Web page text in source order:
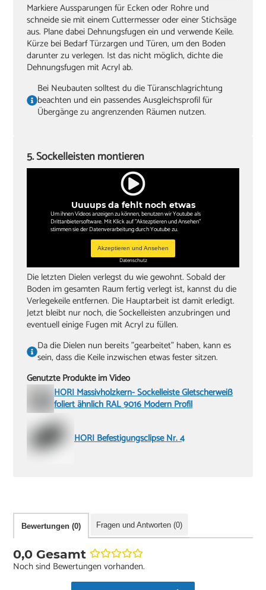
Markiere Aussparungen für Ecken oder Rohre und
schneide sie mit einem Cuttermesser oder einer Stichsäge
aus. Plane dabei Dehnungsfugen ein und verwende Keile.
Kürze bei Bedarf Türzargen und Türen, um den Boden
darunter zu verlegen. Ist das nicht möglich, dichte die
Dehnungsfugen mit Acryl ab.
Bei Neubauten solltest du die Türanschlagrichtung
beachten und ein passendes Ausgleichsprofil für
Übergänge zu angrenzenden Räumen nutzen.
Uuuups da fehlt noch etwas
Um ihnen Videos anzeigen zu können, benutzen wir Youtube als
Drittanbietersoftware. Mit Klick auf "Aktezptieren und Ansehen"
stimmen sie der Datenverarbeitung durch Youtube zu.
Akzeptieren und Ansehen
Datenschutz
5. Sockelleisten montieren
Die letzten Dielen verlegst du wie gewohnt. Sobald der
Boden im gesamten Raum fertig verlegt ist, kannst du die
Verlegekeile entfernen. Die Hauptarbeit ist damit erledigt.
Jetzt bleibt nur noch, die Sockelleisten anzubringen und
eventuell einige Fugen mit Acryl zu füllen.
Da die Dielen nun bereits "gearbeitet" haben, kann es
sein, dass die Keile inzwischen etwas fester sitzen.
Genutzte Produkte im Video
HORI Massivholzkern- Sockelleiste Gletscherweiß
foliert ähnlich RAL 9016 Modern Profil
HORI Befestigungsclipse Nr. 4
Bewertungen (0) Fragen und Antworten (0)
0,0 Gesamt
Noch sind Bewertungen vorhanden.